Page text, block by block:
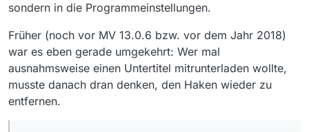
sondern in die Programmeinstellungen.
Früher (noch vor MV 13.0.6 bzw. vor dem Jahr 2018)
war es eben gerade umgekehrt: Wer mal
ausnahmsweise einen Untertitel mitrunterladen wollte,
musste danach dran denken, den Haken wieder zu
entfernen.